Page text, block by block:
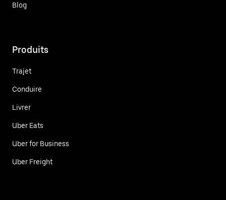
Blog
Produits
Trajet
Conduire
Livrer
Uber Eats
Uber for Business
Uber Freight